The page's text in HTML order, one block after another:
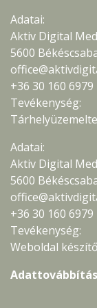
Adatai:
Aktiv Digital
5600
+36 30 160 6979
Tevékenység:
Adatai:
Aktiv Digital
5600
+36 30 160 6979
Tevékenység:
Weboldal